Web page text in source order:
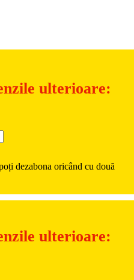
ulterioare:
dezabona oricând cu două
ulterioare: